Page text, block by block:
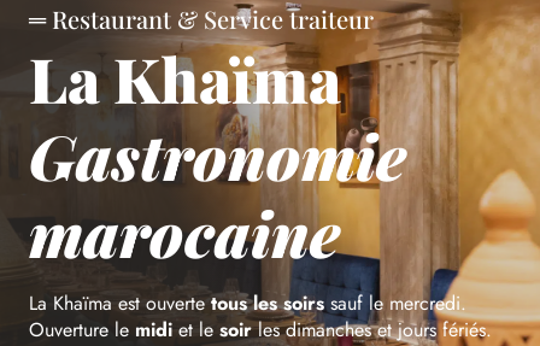
═ Restaurant & Service traiteur
La Khaïma
Gastronomie
marocaine
La Khaïma est ouvertetous les soirssauf le mercredi.
Ouverture le midiet le soirles dimanches et jours fériés.